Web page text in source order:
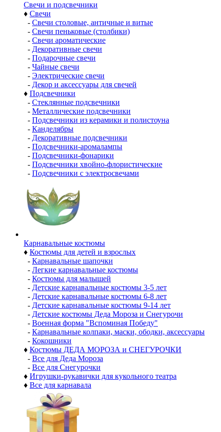
Свечи и подсвечники
♦ Свечи
- Свечи столовые, античные и витые
- Свечи пеньковые (столбики)
- Свечи ароматические
- Декоративные свечи
- Подарочные свечи
- Чайные свечи
- Электрические свечи
- Декор и аксессуары для свечей
♦ Подсвечники
- Стеклянные подсвечники
- Металлические подсвечники
- Подсвечники из керамики и полистоуна
- Канделябры
- Декоративные подсвечники
- Подсвечники-аромалампы
- Подсвечники-фонарики
- Подсвечники хвойно-флористические
- Подсвечники с электросвечами
Карнавальные костюмы
♦ Костюмы для детей и взрослых
- Карнавальные шапочки
- Легкие карнавальные костюмы
- Костюмы для малышей
- Детские карнавальные костюмы 3-5 лет
- Детские карнавальные костюмы 6-8 лет
- Детские карнавальные костюмы 9-14 лет
- Детские костюмы Деда Мороза и Снегурочи
- Военная форма "Вспоминая Победу"
- Карнавальные колпаки, маски, ободки, аксессуары
- Кокошники
♦ Костюмы ДЕДА МОРОЗА и СНЕГУРОЧКИ
- Все для Деда Мороза
- Все для Снегурочки
♦ Игрушки-рукавички для кукольного театра
♦ Все для карнавала